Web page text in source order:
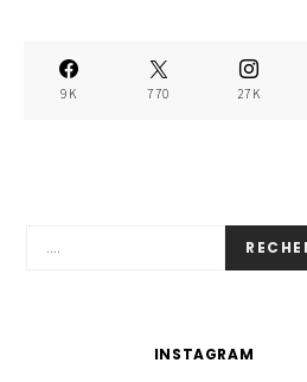
9K 770 27K
INSTAGRAM